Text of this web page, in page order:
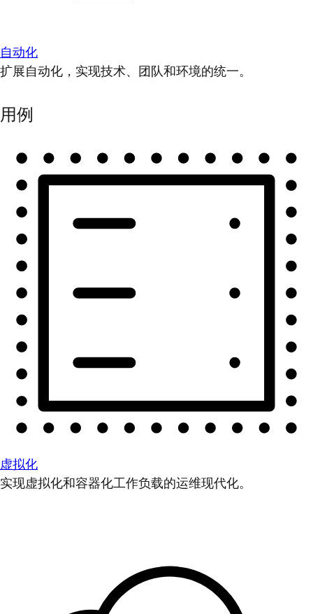
自动化
扩展自动化，实现技术、团队和环境的统一。
用例
虚拟化
实现虚拟化和容器化工作负载的运维现代化。